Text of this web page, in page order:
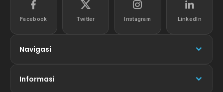
Facebook Twitter Instagram LinkedIn
Navigasi
Informasi